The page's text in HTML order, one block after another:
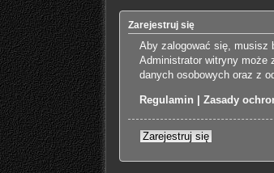
Zarejestruj się
Aby zalogować się, musisz
Administrator witryny może
danych osobowych oraz z
Regulamin |Zasady
Zarejestruj się